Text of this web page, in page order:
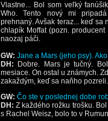
Vlastne... Bol som veľký
Who. Tento nový mi
prehnaný. Avšak teraz... keď sa
chlapík Moffat (pozn.
naozaj páči.
GW: Jane a Mars (jeho psy).
DH:
Dobre. Mars je tučný.
mesiace. On ostal u známych.
zakaždým, keď sa naňho
GW: Čo ste v poslednej dobe
DH:Z každého rožku trošku.
s Rachel Weisz, bolo to v